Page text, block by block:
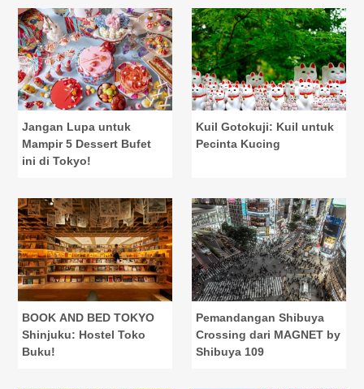
Jangan Lupa untuk
Mampir 5 Dessert Bufet
ini di Tokyo!
Kuil Gotokuji: Kuil untuk
Pecinta Kucing
BOOK AND BED TOKYO
Shinjuku: Hostel Toko
Buku!
Pemandangan Shibuya
Crossing dari MAGNET by
Shibuya 109